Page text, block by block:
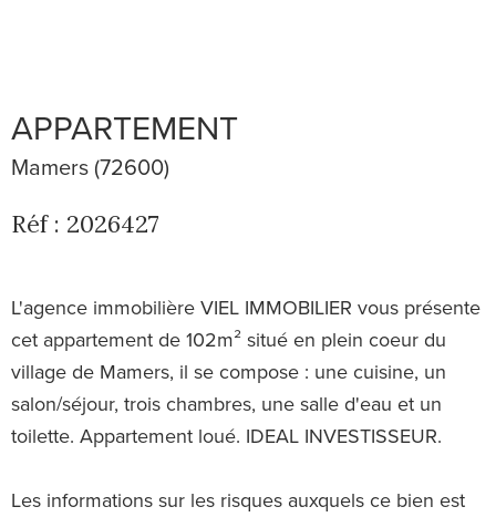
APPARTEMENT
Mamers (72600)
Réf : 2026427
L'agence immobilière VIEL IMMOBILIER vous présente
cet appartement de 102m² situé en plein coeur du
village de Mamers, il se compose : une cuisine, un
salon/séjour, trois chambres, une salle d'eau et un
toilette. Appartement loué. IDEAL INVESTISSEUR.
Les informations sur les risques auxquels ce bien est